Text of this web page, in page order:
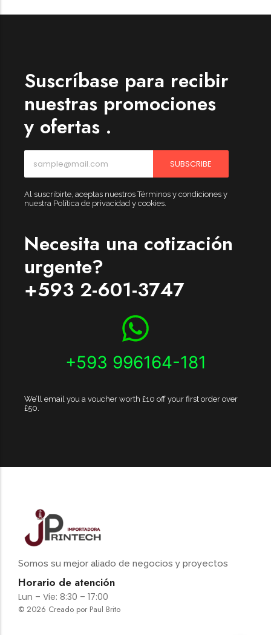
Suscríbase para recibir
nuestras promociones
y ofertas .
SUBSCRIBE
Al suscribirte, aceptas nuestros Términos y condiciones y
nuestra Política de privacidad y cookies.
Necesita una cotización
urgente?
+593 2-601-3747
+593 996164-181
We’ll email you a voucher worth £10 off your first order over
£50.
Somos su mejor aliado de negocios y proyectos
Horario de atención
Lun – Vie: 8:30 – 17:00
© 2026 Creado por Paul Brito